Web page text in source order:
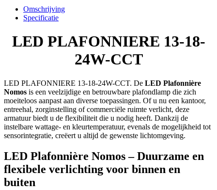
Omschrijving
Specificatie
LED PLAFONNIERE 13-18-
24W-CCT
LED PLAFONNIERE 13-18-24W-CCT. De LED Plafonnière
Nomos is een veelzijdige en betrouwbare plafondlamp die zich
moeiteloos aanpast aan diverse toepassingen. Of u nu een kantoor,
entreehal, zorginstelling of commerciële ruimte verlicht, deze
armatuur biedt u de flexibiliteit die u nodig heeft. Dankzij de
instelbare wattage- en kleurtemperatuur, evenals de mogelijkheid tot
sensorintegratie, creëert u altijd de gewenste lichtomgeving.
LED Plafonnière Nomos – Duurzame en
flexibele verlichting voor binnen en
buiten